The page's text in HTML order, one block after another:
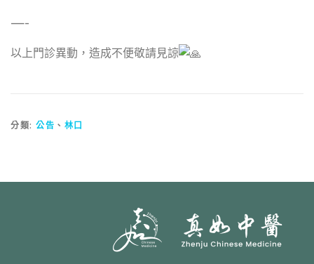
—-
以上門診異動，造成不便敬請見諒
分類: 公告 、 林口